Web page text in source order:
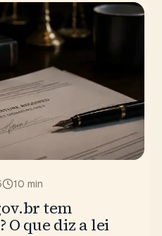
10 min
tem
que diz a lei